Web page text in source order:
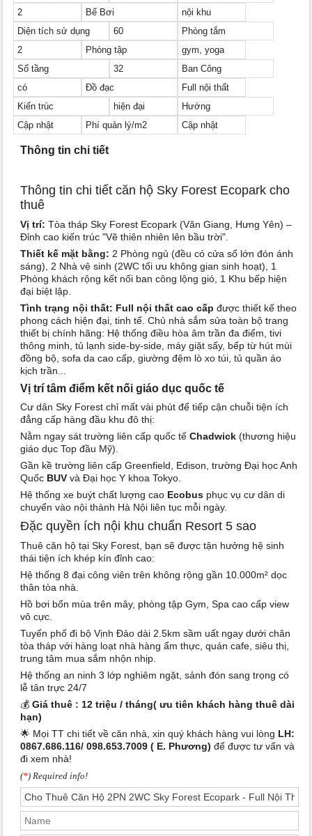
2
Bể Bơi
nội khu
Diện tích sử dụng
60
Phòng tắm
2
Phòng tập
gym, yoga
Số tầng
32
Ban Công
có
Đồ đạc
Full nội thất
Kiến trúc
hiện đại
Hướng
Cập nhật
Phí quản lý/m2 Cập nhật
Thông tin chi tiết
Thông tin chi tiết căn hộ Sky Forest Ecopark cho
thuê
Vị trí: Tòa tháp Sky Forest Ecopark (Văn Giang, Hưng Yên) –
Đỉnh cao kiến trúc "Vẽ thiên nhiên lên bầu trời".
Thiết kế mặt bằng: 2 Phòng ngủ (đều có cửa sổ lớn đón ánh
sáng), 2 Nhà vệ sinh (2WC tối ưu không gian sinh hoạt), 1
Phòng khách rộng kết nối ban công lộng gió, 1 Khu bếp hiện
đại biệt lập.
Tình trạng nội thất: Full nội thất cao cấp được thiết kế theo
phong cách hiện đại, tinh tế. Chủ nhà sắm sửa toàn bộ trang
thiết bị chính hãng: Hệ thống điều hòa âm trần đa điểm, tivi
thông minh, tủ lạnh side-by-side, máy giặt sấy, bếp từ hút mùi
đồng bộ, sofa da cao cấp, giường đệm lò xo túi, tủ quần áo
kịch trần...
Vị trí tâm điểm kết nối giáo dục quốc tế
Cư dân Sky Forest chỉ mất vài phút để tiếp cận chuỗi tiện ích
đẳng cấp hàng đầu khu đô thị:
Nằm ngay sát trường liên cấp quốc tếChadwick (thương hiệu
giáo dục Top đầu Mỹ).
Gần kề trường liên cấp Greenfield, Edison, trường Đại học Anh
Quốc BUV và Đại học Y khoa Tokyo.
Hệ thống xe buýt chất lượng cao Ecobus phục vụ cư dân di
chuyển vào nội thành Hà Nội liên tục mỗi ngày.
Đặc quyền ích nội khu chuẩn Resort 5 sao
Thuê căn hộ tại Sky Forest, bạn sẽ được tận hưởng hệ sinh
thái tiện ích khép kín đỉnh cao:
Hệ thống 8 đại công viên trên không rộng gần 10.000m² dọc
thân tòa nhà.
Hồ bơi bốn mùa trên mây, phòng tập Gym, Spa cao cấp view
vô cực.
Tuyến phố đi bộ Vịnh Đảo dài 2.5km sầm uất ngay dưới chân
tòa tháp với hàng loạt nhà hàng ẩm thực, quán cafe, siêu thị,
trung tâm mua sắm nhộn nhịp.
Hệ thống an ninh 3 lớp nghiêm ngặt, sảnh đón sang trọng có
lễ tân trực 24/7
💰Giá thuê : 12 triệu / tháng( ưu tiên khách hàng thuê dài
hạn)
🌟 Mọi TT chi tiết về căn nhà, xin quý khách hàng vui lòng LH:
0867.686.116/ 098.653.7009 ( E. Phương) để được tư vấn và
đi xem nhà!
(*) Required info!